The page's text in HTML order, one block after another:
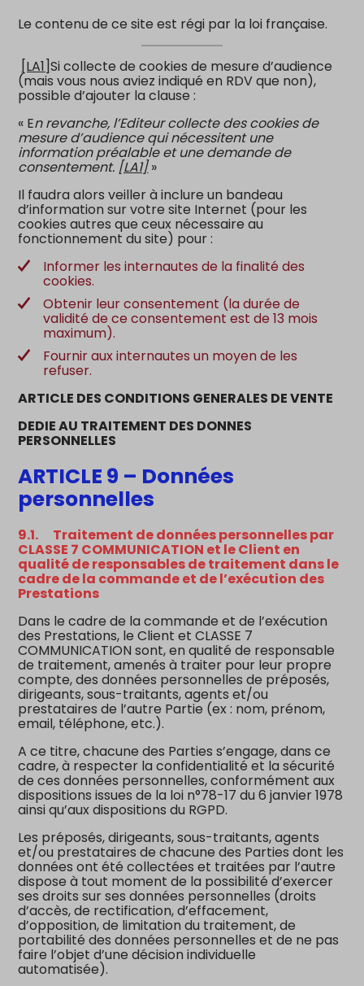
Le contenu de ce site est régi par la loi française.
[LA1]Si collecte de cookies de mesure d’audience
(mais vous nous aviez indiqué en RDV que non),
possible d’ajouter la clause :
« En revanche, l’Editeur collecte des cookies de
mesure d’audience qui nécessitent une
information préalable et une demande de
consentement. [LA1]»
Il faudra alors veiller à inclure un bandeau
d’information sur votre site Internet (pour les
cookies autres que ceux nécessaire au
fonctionnement du site) pour :
Informer les internautes de la finalité des
cookies.
Obtenir leur consentement (la durée de
validité de ce consentement est de 13 mois
maximum).
Fournir aux internautes un moyen de les
refuser.
ARTICLE DES CONDITIONS GENERALES DE VENTE
DEDIE AU TRAITEMENT DES DONNES
PERSONNELLES
ARTICLE 9 – Données
personnelles
9.1. Traitement de données personnelles par
CLASSE 7 COMMUNICATION et le Client en
qualité de responsables de traitement dans le
cadre de la commande et de l’exécution des
Prestations
Dans le cadre de la commande et de l’exécution
des Prestations, le Client et CLASSE 7
COMMUNICATION sont, en qualité de responsable
de traitement, amenés à traiter pour leur propre
compte, des données personnelles de préposés,
dirigeants, sous-traitants, agents et/ou
prestataires de l’autre Partie (ex : nom, prénom,
email, téléphone, etc.).
A ce titre, chacune des Parties s’engage, dans ce
cadre, à respecter la confidentialité et la sécurité
de ces données personnelles, conformément aux
dispositions issues de la loi n°78-17 du 6 janvier 1978
ainsi qu’aux dispositions du RGPD.
Les préposés, dirigeants, sous-traitants, agents
et/ou prestataires de chacune des Parties dont les
données ont été collectées et traitées par l’autre
dispose à tout moment de la possibilité d’exercer
ses droits sur ses données personnelles (droits
d’accès, de rectification, d’effacement,
d’opposition, de limitation du traitement, de
portabilité des données personnelles et de ne pas
faire l’objet d’une décision individuelle
automatisée).